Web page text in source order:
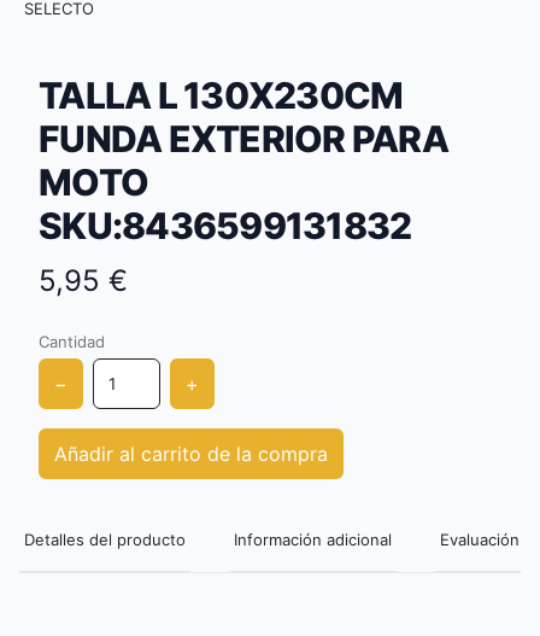
TALLA L 130X230CM
FUNDA EXTERIOR PARA
MOTO
SKU:8436599131832
5,95 €
Cantidad
− +
Añadir al carrito de la compra
Detalles del producto Información adicional Evaluación